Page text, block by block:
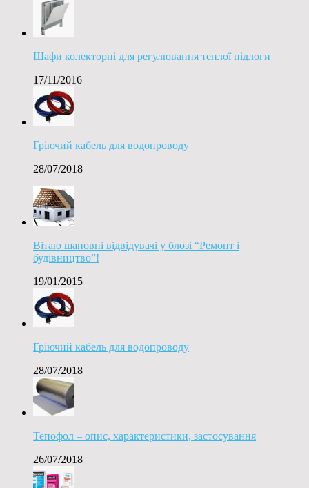
Шафи колекторні для регулювання теплої підлоги
17/11/2016
Гріючий кабель для водопроводу
28/07/2018
Вітаю шановні відвідувачі у блозі “Ремонт і
будівництво”!
19/01/2015
Гріючий кабель для водопроводу
28/07/2018
Тепофол – опис, характеристики, застосування
26/07/2018